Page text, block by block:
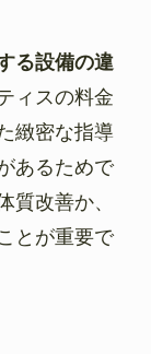
る設備の違
ィスの料金
緻密な指導
あるためで
質改善か、
とが重要で